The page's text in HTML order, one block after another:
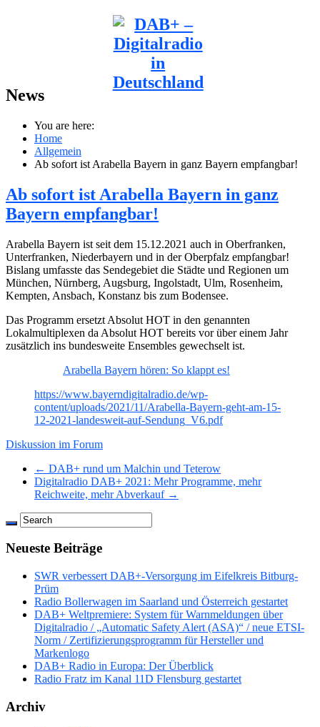
News
You are here:
Home
Allgemein
Ab sofort ist Arabella Bayern in ganz Bayern empfangbar!
Ab sofort ist Arabella Bayern in ganz
Bayern empfangbar!
Arabella Bayern ist seit dem 15.12.2021 auch in Oberfranken,
Unterfranken, Niederbayern und in der Oberpfalz empfangbar!
Bislang umfasste das Sendegebiet die Städte und Regionen um
München, Nürnberg, Augsburg, Ingolstadt, Ulm, Rosenheim,
Kempten, Ansbach, Konstanz bis zum Bodensee.
Das Programm ersetzt Absolut HOT in den genannten
Lokalmultiplexen da Absolut HOT bereits vor über einem Jahr
zusätzlich ins bundesweite Ensembles gewechselt ist.
Arabella Bayern hören: So klappt es!
https://www.bayerndigitalradio.de/wp-
content/uploads/2021/11/Arabella-Bayern-geht-am-15-
12-2021-landesweit-auf-Sendung_V6.pdf
Diskussion im Forum
← DAB+ rund um Malchin und Teterow
Digitalradio DAB+ 2021: Mehr Programme, mehr
Reichweite, mehr Abverkauf →
Neueste Beiträge
SWR verbessert DAB+-Versorgung im Eifelkreis Bitburg-
Prüm
Radio Bollerwagen im Saarland und Österreich gestartet
DAB+ Weltpremiere: System für Warnmeldungen über
Digitalradio / „Automatic Safety Alert (ASA)“ / neue ETSI-
Norm / Zertifizierungsprogramm für Hersteller und
Markenlogo
DAB+ Radio in Europa: Der Überblick
Radio Fratz im Kanal 11D Flensburg gestartet
Archiv